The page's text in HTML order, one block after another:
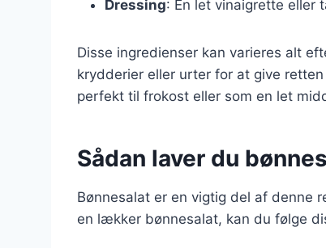
Dressing: En let vinaigrette eller
Disse ingredienser kan varieres alt
krydderier eller urter for at give
perfekt til frokost eller som en let
Sådan laver du
Bønnesalat er en vigtig del af denne
en lækker bønnesalat, kan du følge